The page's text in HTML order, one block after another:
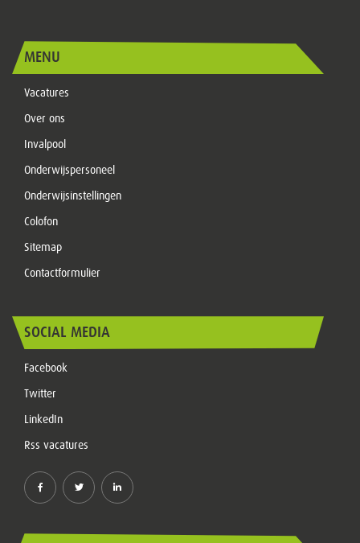
MENU
Vacatures
Over ons
Invalpool
Onderwijspersoneel
Onderwijsinstellingen
Colofon
Sitemap
Contactformulier
SOCIAL MEDIA
Facebook
Twitter
LinkedIn
Rss vacatures